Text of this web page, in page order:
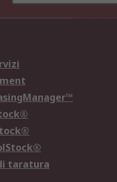
taratura